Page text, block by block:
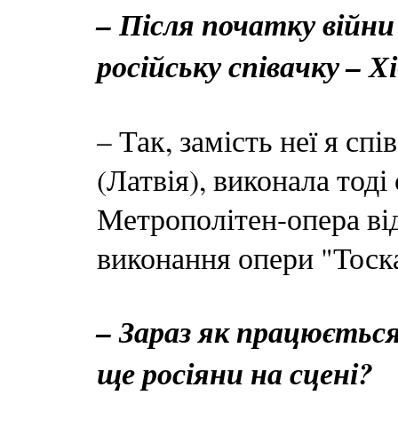
– Після початку
російську співачку –
– Так, замість неї я
(Латвія), виконала
Метрополітен-опера
виконання опери
– Зараз як
ще росіяни на сцені?